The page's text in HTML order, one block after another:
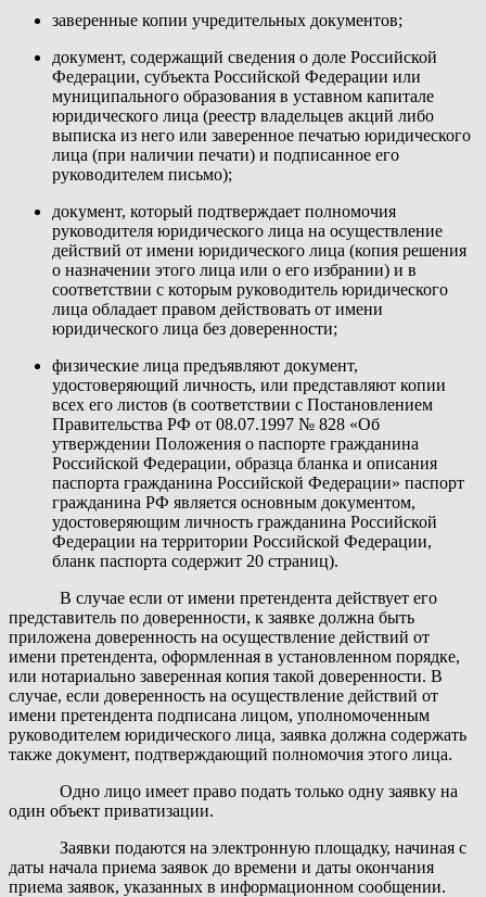
заверенные копии учредительных документов;
документ, содержащий сведения о доле Российской
Федерации, субъекта Российской Федерации или
муниципального образования в уставном капитале
юридического лица (реестр владельцев акций либо
выписка из него или заверенное печатью юридического
лица (при наличии печати) и подписанное его
руководителем письмо);
документ, который подтверждает полномочия
руководителя юридического лица на осуществление
действий от имени юридического лица (копия решения
о назначении этого лица или о его избрании) и в
соответствии с которым руководитель юридического
лица обладает правом действовать от имени
юридического лица без доверенности;
физические лица предъявляют документ,
удостоверяющий личность, или представляют копии
всех его листов (в соответствии с Постановлением
Правительства РФ от 08.07.1997 № 828 «Об
утверждении Положения о паспорте гражданина
Российской Федерации, образца бланка и описания
паспорта гражданина Российской Федерации» паспорт
гражданина РФ является основным документом,
удостоверяющим личность гражданина Российской
Федерации на территории Российской Федерации,
бланк паспорта содержит 20 страниц).
В случае если от имени претендента действует его
представитель по доверенности, к заявке должна быть
приложена доверенность на осуществление действий от
имени претендента, оформленная в установленном порядке,
или нотариально заверенная копия такой доверенности. В
случае, если доверенность на осуществление действий от
имени претендента подписана лицом, уполномоченным
руководителем юридического лица, заявка должна содержать
также документ, подтверждающий полномочия этого лица.
Одно лицо имеет право подать только одну заявку на
один объект приватизации.
Заявки подаются на электронную площадку, начиная с
даты начала приема заявок до времени и даты окончания
приема заявок, указанных в информационном сообщении.